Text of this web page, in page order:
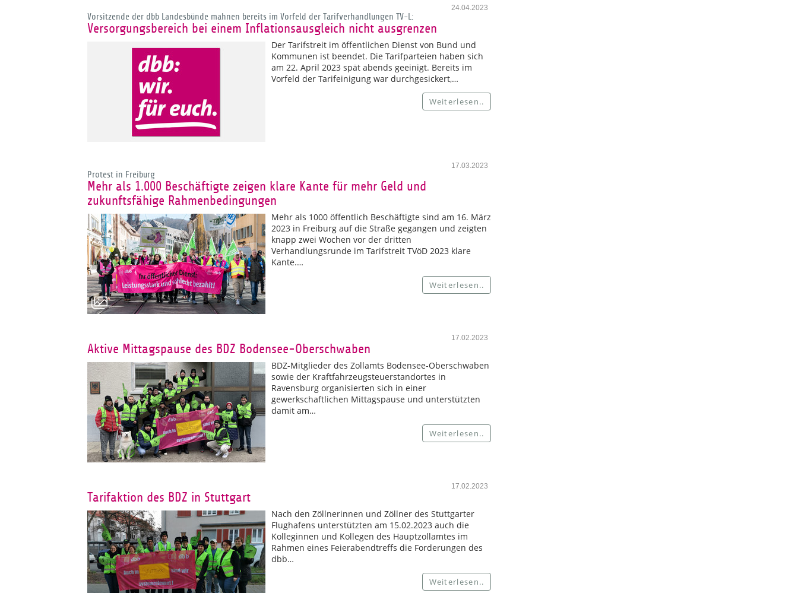
24.04.2023
Vorsitzende der dbb Landesbünde mahnen bereits im Vorfeld der Tarifverhandlungen TV-L:
Versorgungsbereich bei einem Inflationsausgleich nicht ausgrenzen
Der Tarifstreit im öffentlichen Dienst von Bund und
Kommunen ist beendet. Die Tarifparteien haben sich
am 22. April 2023 spät abends geeinigt. Bereits im
Vorfeld der Tarifeinigung war durchgesickert,…
Weiterlesen..
17.03.2023
Protest in Freiburg
Mehr als 1.000 Beschäftigte zeigen klare Kante für mehr Geld und
zukunftsfähige Rahmenbedingungen
Mehr als 1000 öffentlich Beschäftigte sind am 16. März
2023 in Freiburg auf die Straße gegangen und zeigten
knapp zwei Wochen vor der dritten
Verhandlungsrunde im Tarifstreit TVöD 2023 klare
Kante.…
Weiterlesen..
17.02.2023
Aktive Mittagspause des BDZ Bodensee-Oberschwaben
BDZ-Mitglieder des Zollamts Bodensee-Oberschwaben
sowie der Kraftfahrzeugsteuerstandortes in
Ravensburg organisierten sich in einer
gewerkschaftlichen Mittagspause und unterstützten
damit am…
Weiterlesen..
17.02.2023
Tarifaktion des BDZ in Stuttgart
Nach den Zöllnerinnen und Zöllner des Stuttgarter
Flughafens unterstützten am 15.02.2023 auch die
Kolleginnen und Kollegen des Hauptzollamtes im
Rahmen eines Feierabendtreffs die Forderungen des
dbb…
Weiterlesen..